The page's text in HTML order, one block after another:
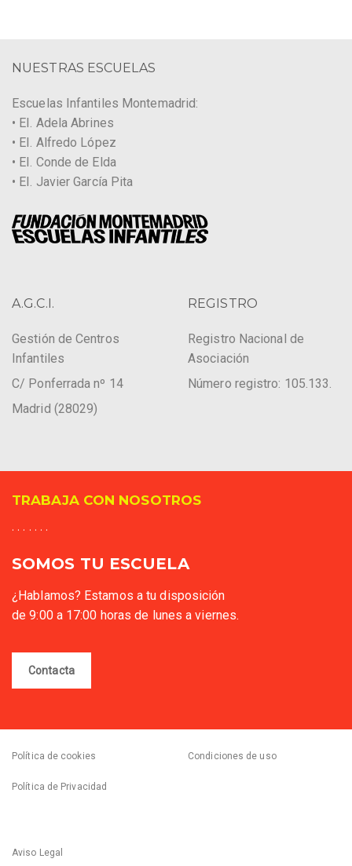
NUESTRAS ESCUELAS
Escuelas Infantiles Montemadrid:
• EI. Adela Abrines
• EI. Alfredo López
• EI. Conde de Elda
• EI. Javier García Pita
A.G.C.I.
Gestión de Centros
Infantiles
C/ Ponferrada nº 14
Madrid (28029)
REGISTRO
Registro Nacional de
Asociación
Número registro: 105.133.
TRABAJA CON NOSOTROS
. . . . . . .
SOMOS TU ESCUELA
¿Hablamos? Estamos a tu disposición
de 9:00 a 17:00 horas de lunes a viernes.
Contacta
Política de cookies Condiciones de uso
Política de Privacidad
Aviso Legal